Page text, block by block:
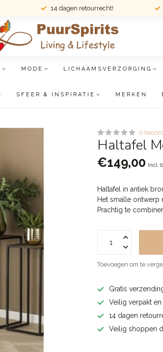
14 dagen retourrecht!
MODE LICHAAMSVERZORGING
SFEER & INSPIRATIE MERKEN
0
Haltafel
€149,00 Incl.
Haltafel in antiek
Het smalle ontwerp
Prachtig te
Toevoegen om te
Gratis
Veilig verpakt
14 dagen
Veilig shoppen